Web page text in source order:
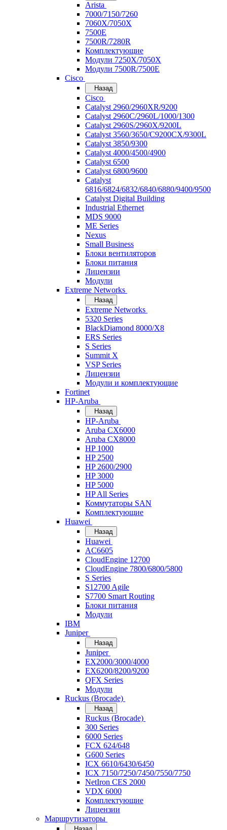
Arista
7000/7150/7260
7060X/7050X
7500E
7500R/7280R
Комплектующие
Модули 7250X/7050X
Модули 7500R/7500E
Cisco
Назад
Cisco
Catalyst 2960/2960XR/9200
Catalyst 2960C/2960L/1000/1300
Catalyst 2960S/2960X/9200L
Catalyst 3560/3650/C9200CX/9300L
Catalyst 3850/9300
Catalyst 4000/4500/4900
Catalyst 6500
Catalyst 6800/9600
Catalyst
6816/6824/6832/6840/6880/9400/9500
Catalyst Digital Building
Industrial Ethernet
MDS 9000
ME Series
Nexus
Small Business
Блоки вентиляторов
Блоки питания
Лицензии
Модули
Extreme Networks
Назад
Extreme Networks
5320 Series
BlackDiamond 8000/X8
ERS Series
S Series
Summit X
VSP Series
Лицензии
Модули и комплектующие
Fortinet
HP-Aruba
Назад
HP-Aruba
Aruba CX6000
Aruba CX8000
HP 1000
HP 2500
HP 2600/2900
HP 3000
HP 5000
HP All Series
Коммутаторы SAN
Комплектующие
Huawei
Назад
Huawei
AC6605
CloudEngine 12700
CloudEngine 7800/6800/5800
S Series
S12700 Agile
S7700 Smart Routing
Блоки питания
Модули
IBM
Juniper
Назад
Juniper
EX2000/3000/4000
EX6200/8200/9200
QFX Series
Модули
Ruckus (Brocade)
Назад
Ruckus (Brocade)
300 Series
6000 Series
FCX 624/648
G600 Series
ICX 6610/6430/6450
ICX 7150/7250/7450/7550/7750
NetIron CES 2000
VDX 6000
Комплектующие
Лицензии
Маршрутизаторы